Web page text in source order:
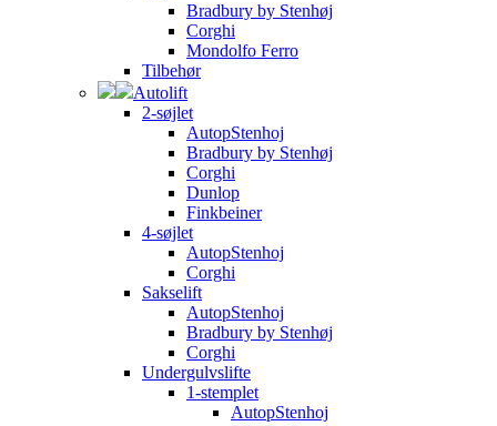
Bradbury by Stenhøj
Corghi
Mondolfo Ferro
Tilbehør
Autolift
2-søjlet
AutopStenhoj
Bradbury by Stenhøj
Corghi
Dunlop
Finkbeiner
4-søjlet
AutopStenhoj
Corghi
Sakselift
AutopStenhoj
Bradbury by Stenhøj
Corghi
Undergulvslifte
1-stemplet
AutopStenhoj